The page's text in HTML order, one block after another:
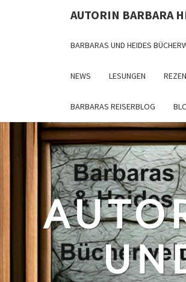
AUTORIN BARBARA
BARBARAS UND HEIDES
NEWS LESUNGEN
BARBARAS REISERBLOG